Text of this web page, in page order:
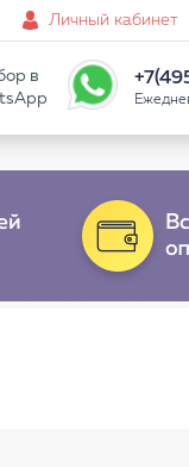
Личный кабинет
в